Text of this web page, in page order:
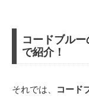
コードブル
で紹介！
それでは、 コード